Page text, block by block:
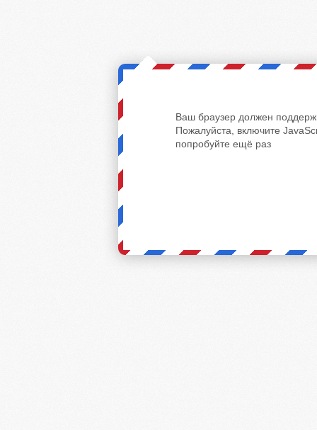
Ваш браузер должен
Пожалуйста, включите
попробуйте ещё раз